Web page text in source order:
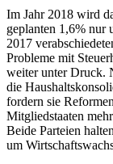
Im Jahr 2018 wird
geplanten 1,6% nur
2017
Prob­leme mit
weiter unter Druck.
die
fordern sie
Mitgliedstaaten
Beide Parteien
um